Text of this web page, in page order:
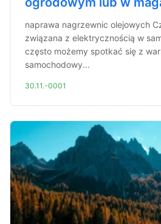
naprawa nagrzewnic olejowych
związana z elektrycznością w
często możemy spotkać się z
samochodowy...
30.11.-0001